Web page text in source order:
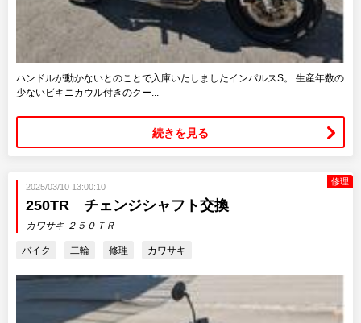
ハンドルが動かないとのことで入庫いたしましたインパルスS。 生産年数の
少ないビキニカウル付きのクー...
続きを見る
修理
2025/03/10 13:00:10
250TR チェンジシャフト交換
カワサキ ２５０ＴＲ
バイク 二輪 修理 カワサキ